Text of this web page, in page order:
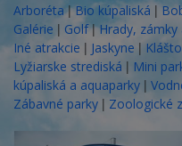
Arboréta|Bio kúpaliská |
Galérie | Golf|Hrady, zámky
Iné atrakcie | Jaskyne |
Lyžiarske strediská | Mini
kúpaliská a aquaparky |
Zábavné parky | Zoologické